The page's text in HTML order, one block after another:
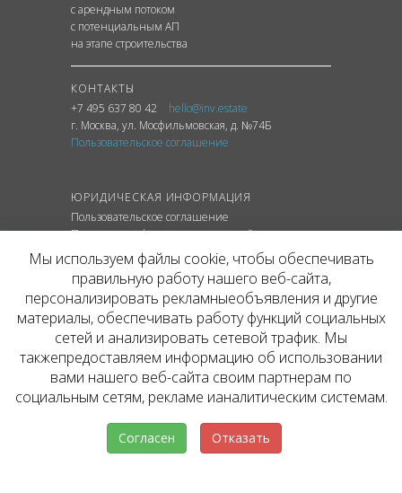
с арендным потоком
с потенциальным АП
на этапе строительства
КОНТАКТЫ
+7 495 637 80 42
hello@inv.estate
г. Москва, ул. Мосфильмовская, д. №74Б
Пользовательское соглашение
ЮРИДИЧЕСКАЯ ИНФОРМАЦИЯ
Пользовательское соглашение
Политика конфиденциальности сайта
Политика обработки персональных данных
© ОФИЦИАЛЬНЫЙ САЙТ КОМПАНИИ
INVESTATE, 2026
Представленная на сайте агентства информация,
в т.ч. стоимости объектов, носит информационный
характер и не является публичной офертой. Условия
аренды объекта могут быть изменены собственником
без уведомления.
Мы используем файлы cookie, чтобы обеспечивать
правильную работу нашего веб-сайта,
персонализировать рекламныеобъявления и другие
материалы, обеспечивать работу функций социальных
сетей и анализировать сетевой трафик. Мы
такжепредоставляем информацию об использовании
вами нашего веб-сайта своим партнерам по
социальным сетям, рекламе ианалитическим системам.
Согласен Отказать